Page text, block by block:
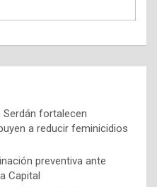
Serdán fortalecen
a reducir feminicidios
preventiva ante
Capital